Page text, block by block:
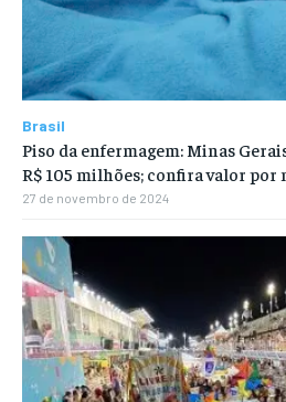
Brasil
Piso da enfermagem: Minas
R$ 105 milhões; confira valor
27 de novembro de 2024